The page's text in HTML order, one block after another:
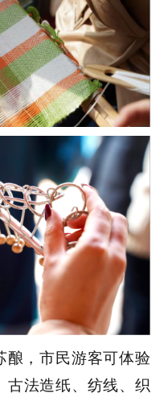
酿，市民游客可体验
古法造纸、纺线、织